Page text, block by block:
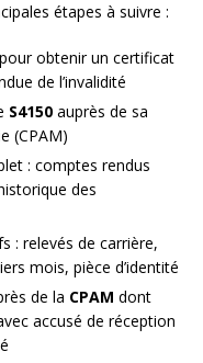
étapes à suivre :
pour obtenir un certificat
de l’invalidité
S4150 auprès de sa
(CPAM)
: comptes rendus
des
: relevés de carrière,
mois, pièce d’identité
de la CPAM dont
accusé de réception